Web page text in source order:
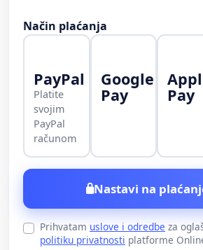
Način plaćanja
PayPal
Platite
svojim
PayPal
računom
Google
Pay Pay
Nastavi na
Prihvatam uslove i odredbe za
politiku privatnosti platforme